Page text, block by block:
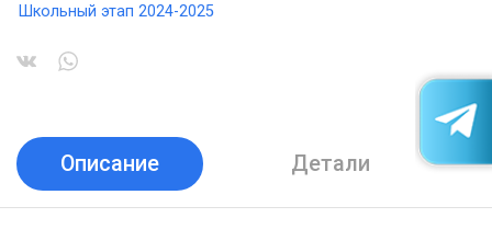
Школьный этап 2024-2025
Описание Детали